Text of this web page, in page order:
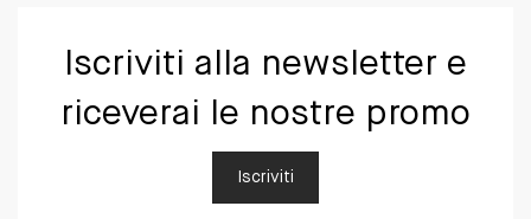
Iscriviti alla newsletter e
riceverai le nostre promo
Iscriviti